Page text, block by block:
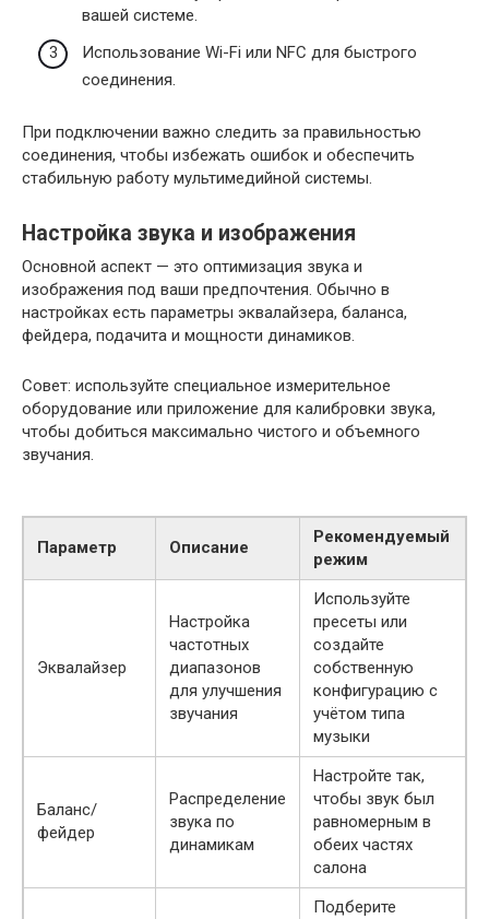
вашей системе.
Использование Wi-Fi или NFC для быстрого
соединения.
При подключении важно следить за правильностью
соединения, чтобы избежать ошибок и обеспечить
стабильную работу мультимедийной системы.
Настройка звука и изображения
Основной аспект — это оптимизация звука и
изображения под ваши предпочтения. Обычно в
настройках есть параметры эквалайзера, баланса,
фейдера, подачита и мощности динамиков.
Совет: используйте специальное измерительное
оборудование или приложение для калибровки звука,
чтобы добиться максимально чистого и объемного
звучания.
Параметр Описание
Рекомендуемый
режим
Эквалайзер
Настройка
частотных
диапазонов
для улучшения
звучания
Используйте
пресеты или
создайте
собственную
конфигурацию с
учётом типа
музыки
Баланс/
фейдер
Распределение
звука по
динамикам
Настройте так,
чтобы звук был
равномерным в
обеих частях
салона
Подберите